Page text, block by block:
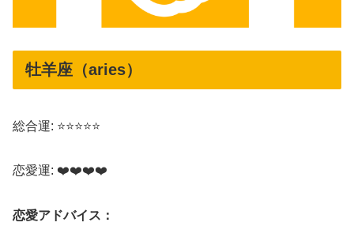
牡羊座（aries）
総合運: ⭐⭐⭐⭐⭐
恋愛運: ❤️❤️❤️❤️
恋愛アドバイス：